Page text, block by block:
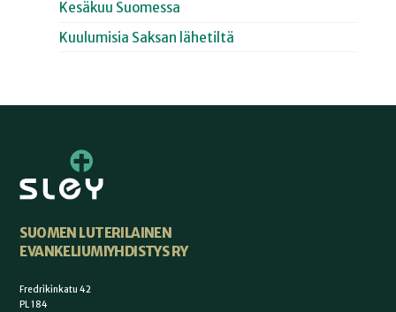
Kesäkuu Suomessa
Kuulumisia Saksan lähetiltä
SUOMEN LUTERILAINEN
EVANKELIUMIYHDISTYS RY
Fredrikinkatu 42
PL 184